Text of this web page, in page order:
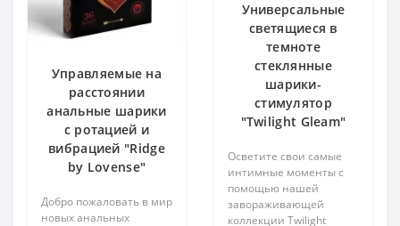
Управляемые на
расстоянии
анальные шарики
с ротацией и
вибрацией "Ridge
by Lovense"
Добро пожаловать в мир
новых анальных
Универсальные
светящиеся в
темноте
стеклянные
шарики-
стимулятор
"Twilight Gleam"
Осветите свои самые
интимные моменты с
помощью нашей
завораживающей
коллекции Twilight